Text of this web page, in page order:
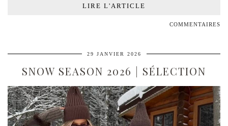
LIRE L'ARTICLE
COMMENTAIRES
29 JANVIER 2026
SNOW SEASON 2026 | SÉLECTION